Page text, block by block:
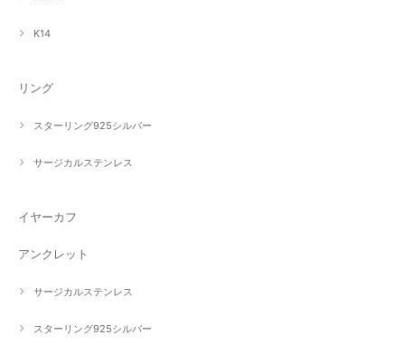
K14
リング
スターリング925シルバー
サージカルステンレス
イヤーカフ
アンクレット
サージカルステンレス
スターリング925シルバー